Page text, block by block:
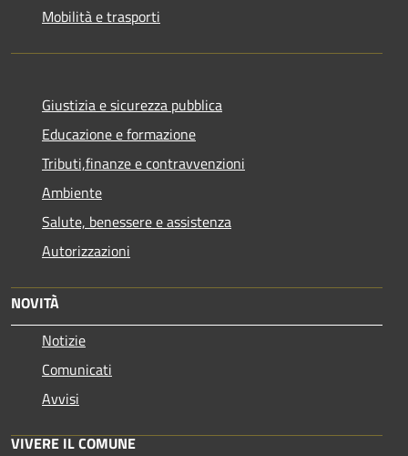
Mobilità e trasporti
Giustizia e sicurezza pubblica
Educazione e formazione
Tributi,finanze e contravvenzioni
Ambiente
Salute, benessere e assistenza
Autorizzazioni
NOVITÀ
Notizie
Comunicati
Avvisi
VIVERE IL COMUNE